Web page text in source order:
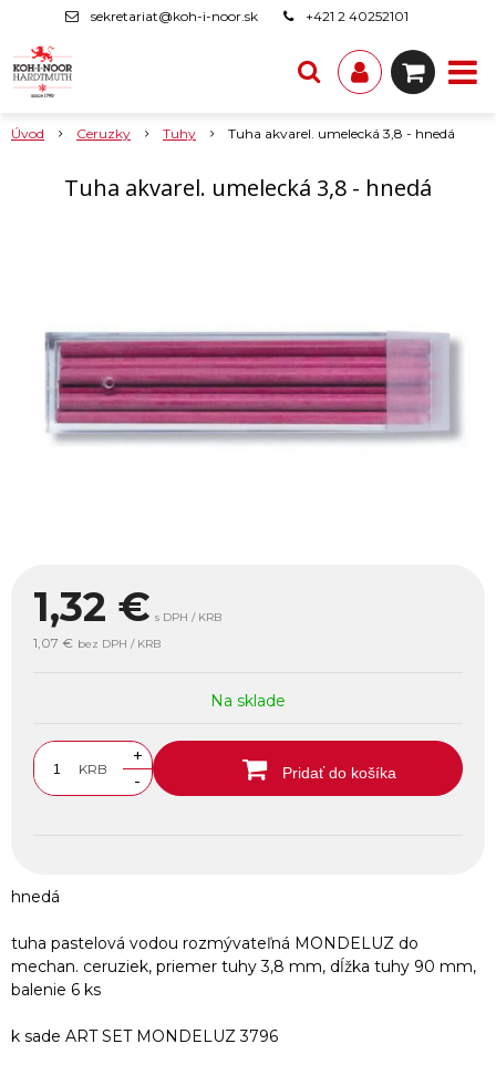
sekretariat@koh-i-noor.sk +421 2 40252101
Úvod Ceruzky Tuhy Tuha akvarel. umelecká 3,8 - hnedá
Tuha akvarel. umelecká 3,8 - hnedá
1,32 € s DPH / KRB
1,07 € bez DPH / KRB
Na sklade
KRB
+
-
Pridať do košíka
hnedá
tuha pastelová vodou rozmývateľná MONDELUZ do
mechan. ceruziek, priemer tuhy 3,8 mm, dĺžka tuhy 90 mm,
balenie 6 ks
k sade ART SET MONDELUZ 3796